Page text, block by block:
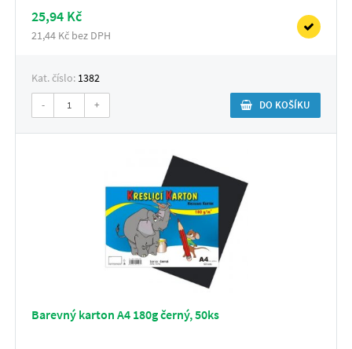
25,94 Kč
21,44 Kč bez DPH
Kat. číslo: 1382
- + DO KOŠÍKU
Barevný karton A4 180g černý, 50ks